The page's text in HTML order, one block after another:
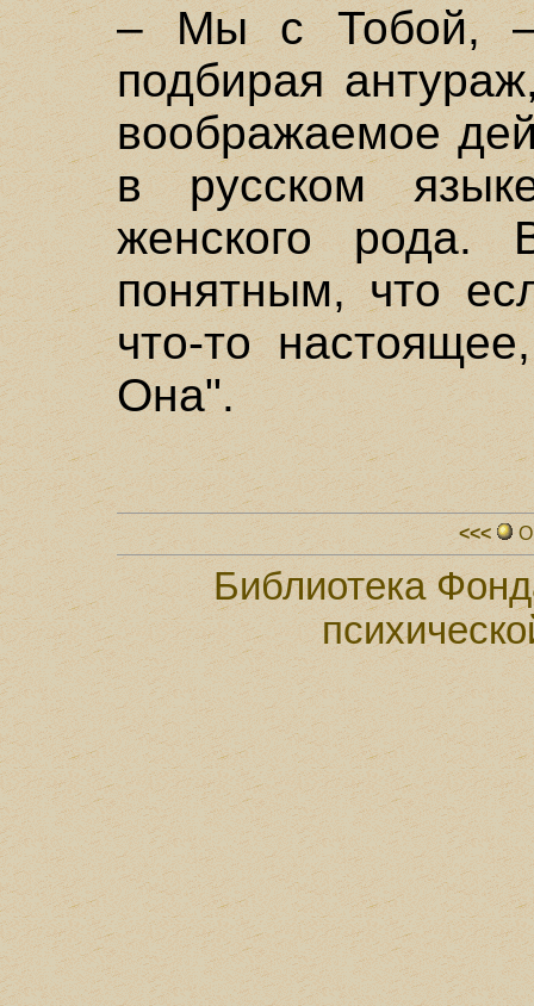
– Мы с Тобой, –
подбирая
воображаемое
в русском
женского рода.
понятным, что
что-то
Она".
<<<
Библиотека